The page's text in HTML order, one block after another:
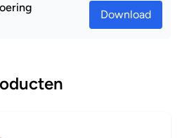
Download